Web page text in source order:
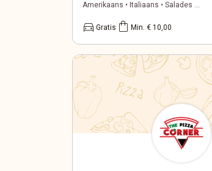
Amerikaans • Italiaans • Salades ...
directions_car Gratis shopping_bag Min. € 10,00